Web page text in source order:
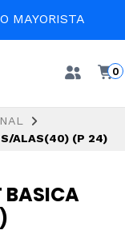
MAYORISTA
0
S/ALAS(40) (P 24)
BASICA